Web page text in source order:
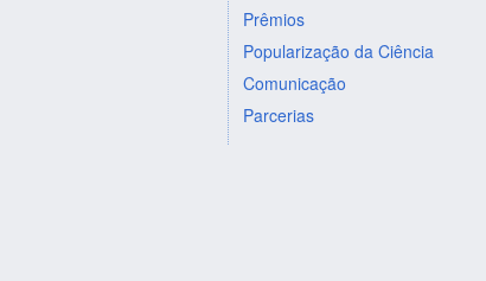
Prêmios
Popularização da Ciência
Comunicação
Parcerias